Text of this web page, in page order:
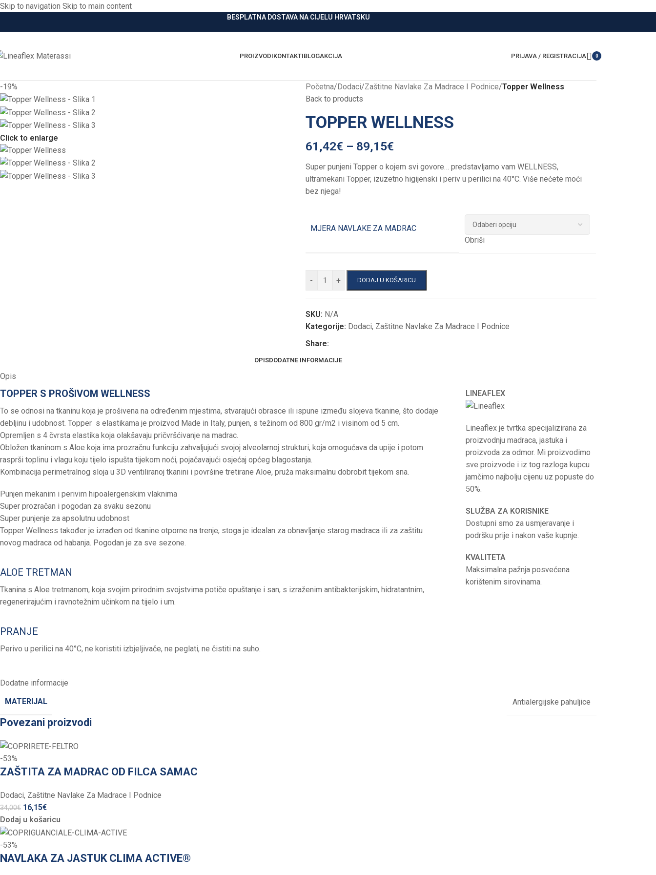
Skip to navigation Skip to main content
BESPLATNA DOSTAVA NA CIJELU HRVATSKU
PROIZVODIKONTAKTIBLOGAKCIJA PRIJAVA / REGISTRACIJA 0
-19%
Click to enlarge
Početna/Dodaci/Zaštitne Navlake Za Madrace I Podnice/Topper Wellness
Back to products
TOPPER WELLNESS
61,42€ – 89,15€
Super punjeni Topper o kojem svi govore… predstavljamo vam WELLNESS,
ultramekani Topper, izuzetno higijenski i periv u perilici na 40°C. Više nećete moći
bez njega!
MJERA NAVLAKE ZA MADRAC
Obriši
- + DODAJ U KOŠARICU
SKU: N/A
Kategorije: Dodaci, Zaštitne Navlake Za Madrace I Podnice
Share:
OPISDODATNE INFORMACIJE
Opis
TOPPER S PROŠIVOM WELLNESS
To se odnosi na tkaninu koja je prošivena na određenim mjestima, stvarajući obrasce ili ispune između slojeva tkanine, što dodaje
debljinu i udobnost. Topper s elastikama je proizvod Made in Italy, punjen, s težinom od 800 gr/m2 i visinom od 5 cm.
Opremljen s 4 čvrsta elastika koja olakšavaju pričvršćivanje na madrac.
Obložen tkaninom s Aloe koja ima prozračnu funkciju zahvaljujući svojoj alveolarnoj strukturi, koja omogućava da upije i potom
rasprši toplinu i vlagu koju tijelo ispušta tijekom noći, pojačavajući osjećaj općeg blagostanja.
Kombinacija perimetralnog sloja u 3D ventiliranoj tkanini i površine tretirane Aloe, pruža maksimalnu dobrobit tijekom sna.
Punjen mekanim i perivim hipoalergenskim vlaknima
Super prozračan i pogodan za svaku sezonu
Super punjenje za apsolutnu udobnost
Topper Wellness također je izrađen od tkanine otporne na trenje, stoga je idealan za obnavljanje starog madraca ili za zaštitu
novog madraca od habanja. Pogodan je za sve sezone.
ALOE TRETMAN
Tkanina s Aloe tretmanom, koja svojim prirodnim svojstvima potiče opuštanje i san, s izraženim antibakterijskim, hidratantnim,
regenerirajućim i ravnotežnim učinkom na tijelo i um.
PRANJE
Perivo u perilici na 40°C, ne koristiti izbjeljivače, ne peglati, ne čistiti na suho.
LINEAFLEX
Lineaflex je tvrtka specijalizirana za
proizvodnju madraca, jastuka i
proizvoda za odmor. Mi proizvodimo
sve proizvode i iz tog razloga kupcu
jamčimo najbolju cijenu uz popuste do
50%.
SLUŽBA ZA KORISNIKE
Dostupni smo za usmjeravanje i
podršku prije i nakon vaše kupnje.
KVALITETA
Maksimalna pažnja posvećena
korištenim sirovinama.
Dodatne informacije
MATERIJAL
Antialergijske pahuljice
Povezani proizvodi
-53%
ZAŠTITA ZA MADRAC OD FILCA SAMAC
Dodaci, Zaštitne Navlake Za Madrace I Podnice
34,00€ 16,15€
Dodaj u košaricu
-53%
NAVLAKA ZA JASTUK CLIMA ACTIVE®